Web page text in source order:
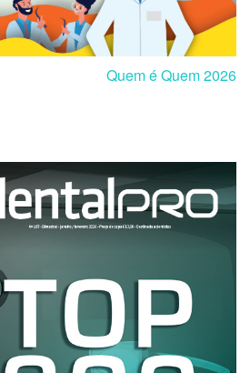
Quem é Quem 2026